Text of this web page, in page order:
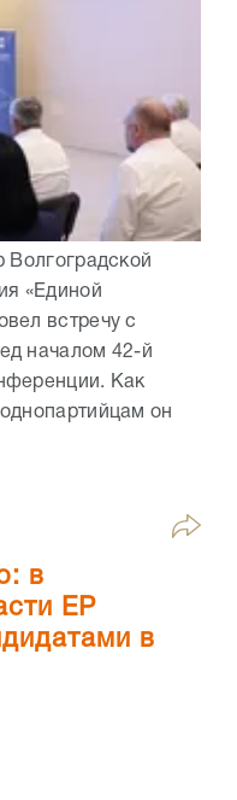
Волгоградской
«Единой
встречу с
началом 42-й
Как
он
в
ЕР
в